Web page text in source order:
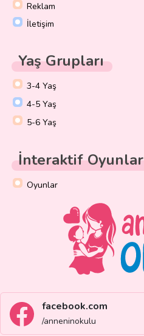
Reklam
İletişim
Yaş Grupları
3-4 Yaş
4-5 Yaş
5-6 Yaş
İnteraktif Oyunlar
Oyunlar
facebook.com
/anneninokulu